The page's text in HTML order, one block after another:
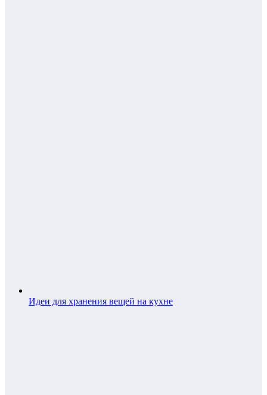
Идеи для хранения вещей на кухне